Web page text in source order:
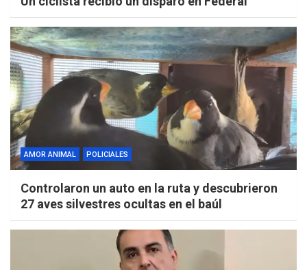
AMOR ANIMAL POLICIALES
Controlaron un auto en la ruta y descubrieron
27 aves silvestres ocultas en el baúl